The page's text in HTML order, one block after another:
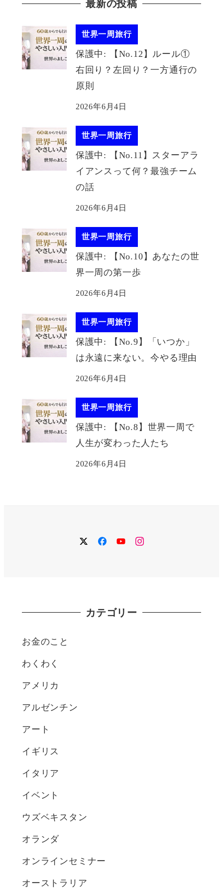
最新の投稿
世界一周旅行
保護中: 【No.12】ルール①
右回り？左回り？一方通行の
原則
2026年6月4日
世界一周旅行
保護中: 【No.11】スターアラ
イアンスって何？最強チーム
の話
2026年6月4日
世界一周旅行
保護中: 【No.10】あなたの世
界一周の第一歩
2026年6月4日
世界一周旅行
保護中: 【No.9】「いつか」
は永遠に来ない。今やる理由
2026年6月4日
世界一周旅行
保護中: 【No.8】世界一周で
人生が変わった人たち
2026年6月4日
twitterfacebook
YouTubeinstagram
カテゴリー
お金のこと
わくわく
アメリカ
アルゼンチン
アート
イギリス
イタリア
イベント
ウズベキスタン
オランダ
オンラインセミナー
オーストラリア